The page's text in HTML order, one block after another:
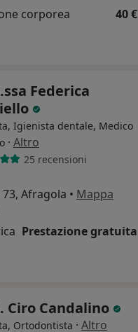
corporea 40 €
Federica
Igienista dentale, Medico
· Altro
25 recensioni
Afragola • Mappa
Prestazione gratuita
Ciro Candalino
Ortodontista · Altro